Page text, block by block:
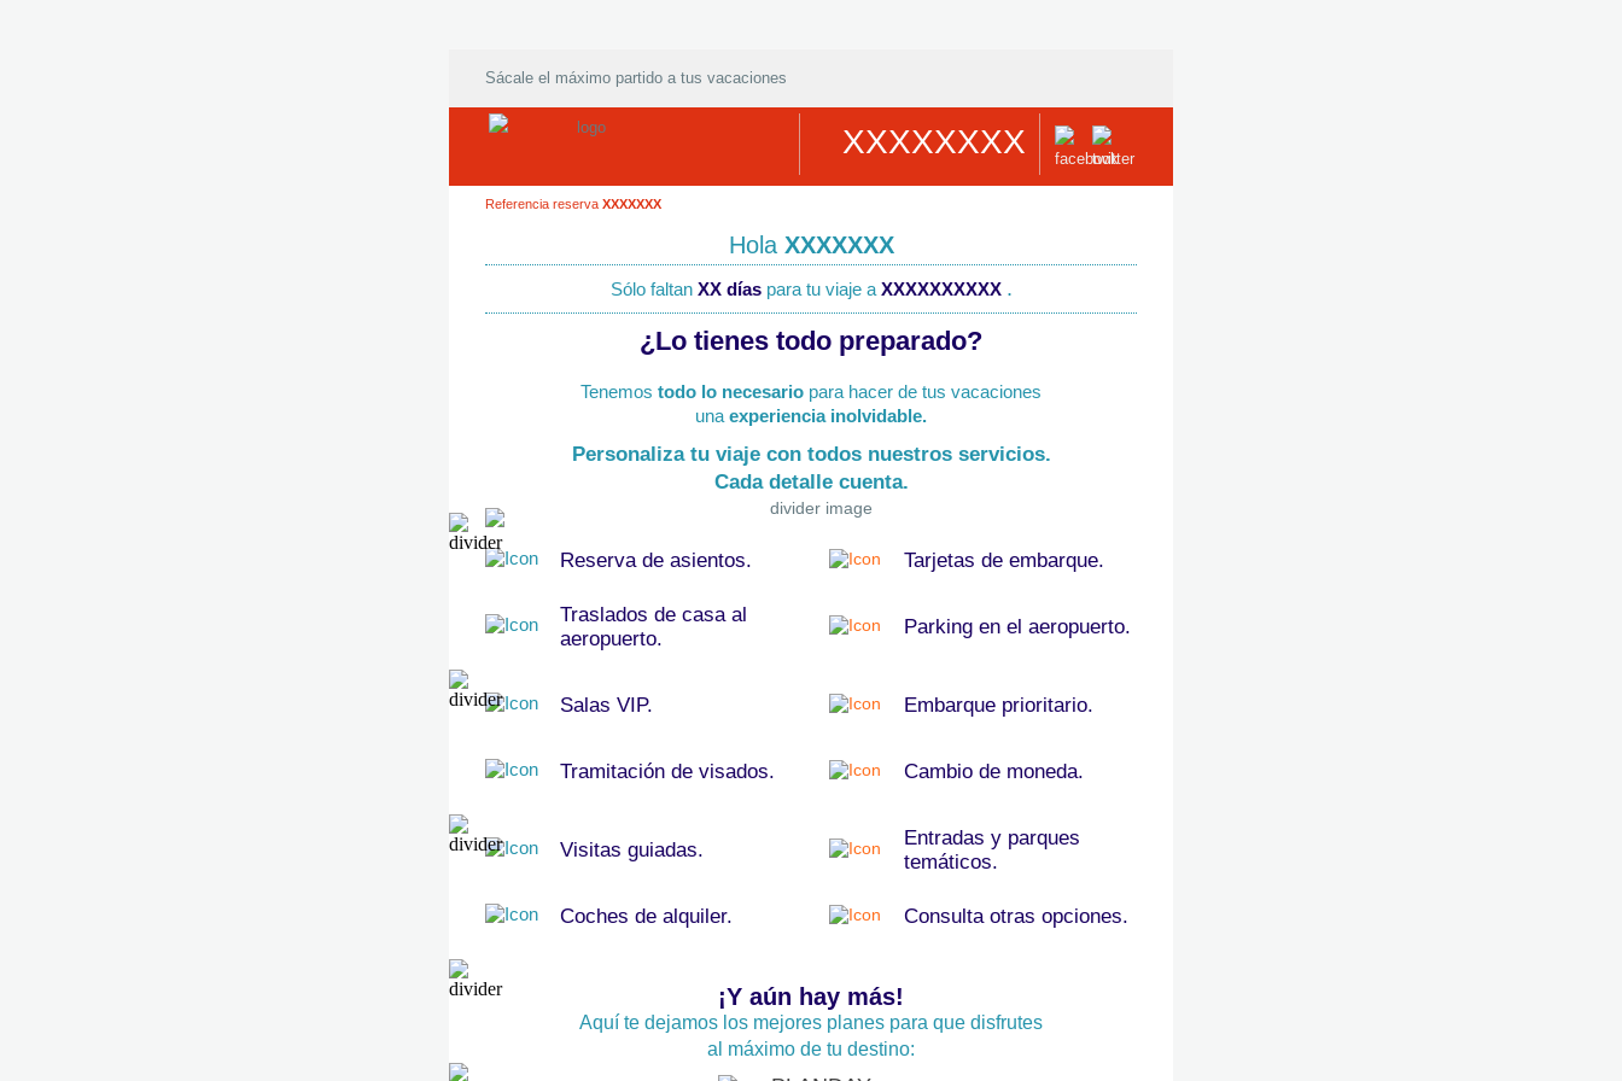
Sácale el máximo partido a tus vacaciones
XXXXXXXX
Referencia reserva XXXXXXX
Hola XXXXXXX
Sólo faltan XX díaspara tu viaje a XXXXXXXXXX .
¿Lo tienes todo preparado?
Tenemos todo lo necesario para hacer de tus vacaciones
una experiencia inolvidable.
Personaliza tu viaje con todos nuestros servicios.
Cada detalle cuenta.
Reserva de asientos.
Traslados de casa al
aeropuerto.
Tarjetas de embarque.
Parking en el aeropuerto.
Salas VIP.
Tramitación de visados.
Embarque prioritario.
Cambio de moneda.
Visitas guiadas.
Coches de alquiler.
Entradas y parques
temáticos.
Consulta otras opciones.
¡Y aún hay más!
Aquí te dejamos los mejores planes para que disfrutes
al máximo de tu destino: